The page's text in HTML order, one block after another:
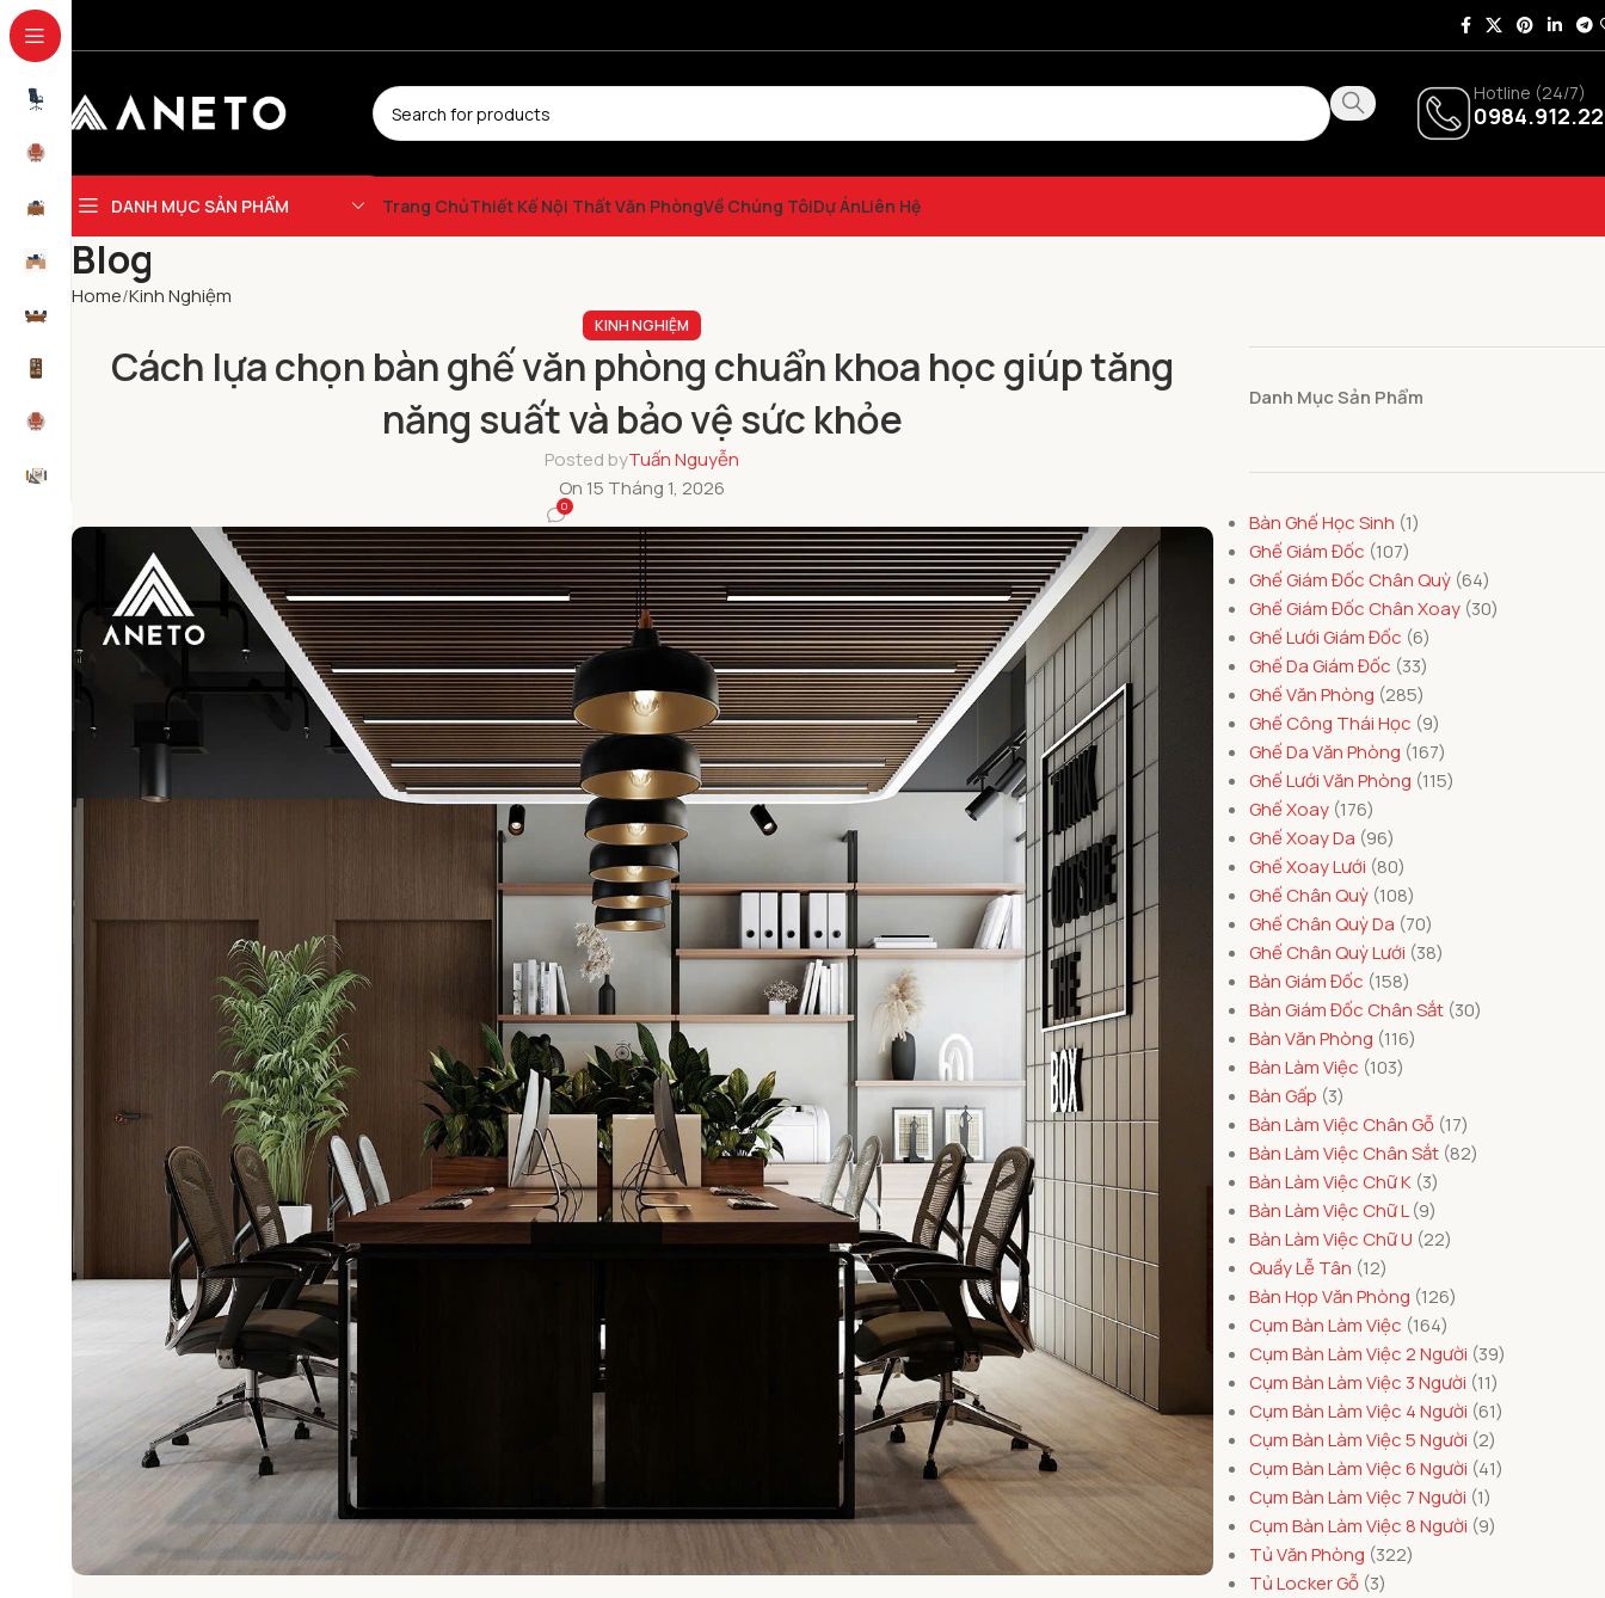
Hotline (24/7)
DANH MỤC SẢN PHẨM Trang ChủThiết Kế Nội Thất Văn PhòngVề Chúng TôiDự ÁnLiên Hệ
Blog
Home Kinh Nghiệm
KINH NGHIỆM
Cách lựa chọn bàn ghế văn phòng chuẩn khoa học giúp tăng
năng suất và bảo vệ sức khỏe
Posted byTuấn Nguyễn
On 15 Tháng 1, 2026
0
Danh Mục Sản Phẩm
Bàn Ghế Học Sinh 1
Ghế Giám Đốc 107
Ghế Giám Đốc Chân Quỳ 64
Ghế Giám Đốc Chân Xoay 30
Ghế Lưới Giám Đốc 6
Ghế Da Giám Đốc 33
Ghế Văn Phòng 285
Ghế Công Thái Học 9
Ghế Da Văn Phòng 167
Ghế Lưới Văn Phòng 115
Ghế Xoay 176
Ghế Xoay Da 96
Ghế Xoay Lưới 80
Ghế Chân Quỳ 108
Ghế Chân Quỳ Da 70
Ghế Chân Quỳ Lưới 38
Bàn Giám Đốc 158
Bàn Giám Đốc Chân Sắt 30
Bàn Văn Phòng 116
Bàn Làm Việc 103
Bàn Gấp 3
Bàn Làm Việc Chân Gỗ 17
Bàn Làm Việc Chân Sắt 82
Bàn Làm Việc Chữ K 3
Bàn Làm Việc Chữ L 9
Bàn Làm Việc Chữ U 22
Quầy Lễ Tân 12
Bàn Họp Văn Phòng 126
Cụm Bàn Làm Việc 164
Cụm Bàn Làm Việc 2 Người 39
Cụm Bàn Làm Việc 3 Người 11
Cụm Bàn Làm Việc 4 Người 61
Cụm Bàn Làm Việc 5 Người 2
Cụm Bàn Làm Việc 6 Người 41
Cụm Bàn Làm Việc 7 Người 1
Cụm Bàn Làm Việc 8 Người 9
Tủ Văn Phòng 322
Tủ Locker Gỗ 3